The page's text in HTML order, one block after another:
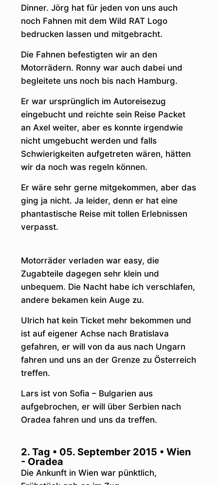
Dinner. Jörg hat für jeden von uns auch
noch Fahnen mit dem Wild RAT Logo
bedrucken lassen und mitgebracht.
Die Fahnen befestigten wir an den
Motorrädern. Ronny war auch dabei und
begleitete uns noch bis nach Hamburg.
Er war ursprünglich im Autoreisezug
eingebucht und reichte sein Reise Packet
an Axel weiter, aber es konnte irgendwie
nicht umgebucht werden und falls
Schwierigkeiten aufgetreten wären, hätten
wir da noch was regeln können.
Er wäre sehr gerne mitgekommen, aber das
ging ja nicht. Ja leider, denn er hat eine
phantastische Reise mit tollen Erlebnissen
verpasst.
Motorräder verladen war easy, die
Zugabteile dagegen sehr klein und
unbequem. Die Nacht habe ich verschlafen,
andere bekamen kein Auge zu.
Ulrich hat kein Ticket mehr bekommen und
ist auf eigener Achse nach Bratislava
gefahren, er will von da aus nach Ungarn
fahren und uns an der Grenze zu Österreich
treffen.
Lars ist von Sofia – Bulgarien aus
aufgebrochen, er will über Serbien nach
Oradea fahren und uns da treffen.
2. Tag • 05. September 2015 • Wien
- Oradea
Die Ankunft in Wien war pünktlich,